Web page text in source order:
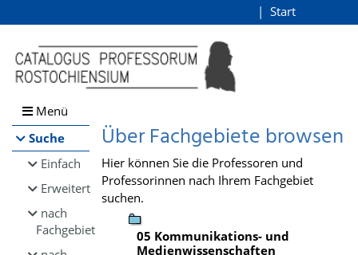
Browsen
direkt zum Inhalt
Start
Menü
Suche
Einfach
Erweitert
nach
Fachgebiet
Über Fachgebiete browsen
Hier können Sie die Professoren und
Professorinnen nach Ihrem Fachgebiet
suchen.
05 Kommunikations- und
Medienwissenschaften